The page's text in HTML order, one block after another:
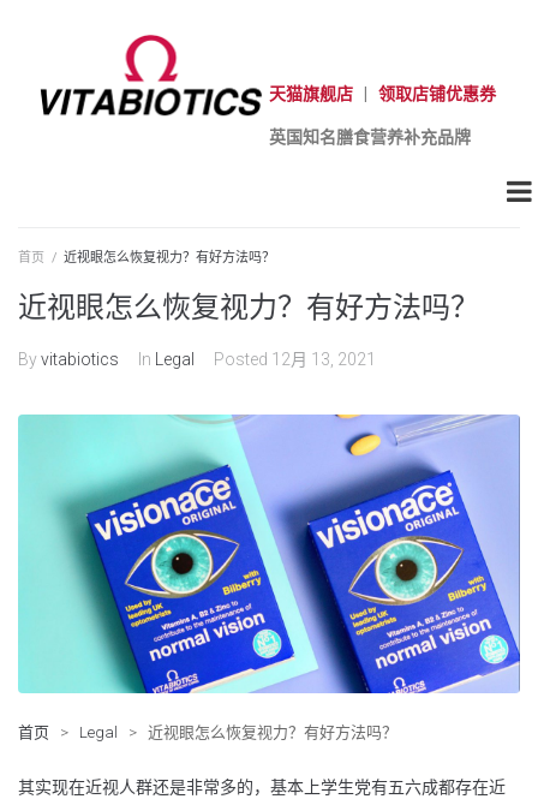
天猫旗舰店 领取店铺优惠券
英国知名膳食营养补充品牌
首页 / 近视眼怎么恢复视力？有好方法吗？
近视眼怎么恢复视力？有好方法吗？
Byvitabiotics In Legal Posted 12月 13, 2021
首页 > Legal > 近视眼怎么恢复视力？有好方法吗？
其实现在近视人群还是非常多的，基本上学生党有五六成都存在近